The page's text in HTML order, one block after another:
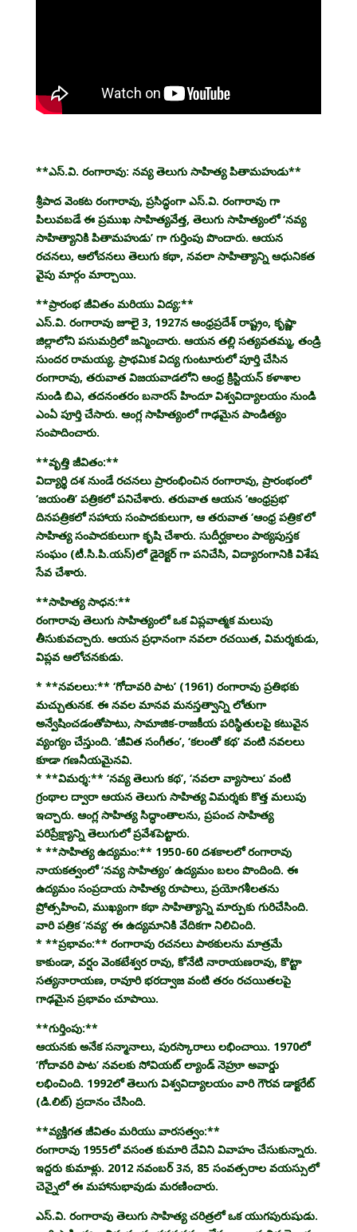
**ఎస్.వి. రంగారావు: నవ్య తెలుగు సాహిత్య పితామహుడు**
శ్రీపాద వెంకట రంగారావు, ప్రసిద్ధంగా ఎస్.వి. రంగారావు గా
పిలువబడే ఈ ప్రముఖ సాహిత్యవేత్త, తెలుగు సాహిత్యంలో ‘నవ్య
సాహిత్యానికి పితామహుడు’ గా గుర్తింపు పొందారు. ఆయన
రచనలు, ఆలోచనలు తెలుగు కథా, నవలా సాహిత్యాన్ని ఆధునికత
వైపు మార్గం మార్చాయి.
**ప్రారంభ జీవితం మరియు విద్య:**
ఎస్.వి. రంగారావు జూలై 3, 1927న ఆంధ్రప్రదేశ్ రాష్ట్రం, కృష్ణా
జిల్లాలోని పసుమర్రిలో జన్మించారు. ఆయన తల్లి సత్యవతమ్మ, తండ్రి
సుందర రామయ్య. ప్రాథమిక విద్య గుంటూరులో పూర్తి చేసిన
రంగారావు, తరువాత విజయవాడలోని ఆంధ్ర క్రిస్టియన్ కళాశాల
నుండి బిఎ, తదనంతరం బనారస్ హిందూ విశ్వవిద్యాలయం నుండి
ఎంఏ పూర్తి చేసారు. ఆంగ్ల సాహిత్యంలో గాఢమైన పాండిత్యం
సంపాదించారు.
**వృత్తి జీవితం:**
విద్యార్థి దశ నుండే రచనలు ప్రారంభించిన రంగారావు, ప్రారంభంలో
‘జయంతి’ పత్రికలో పనిచేశారు. తరువాత ఆయన ‘ఆంధ్రప్రభ’
దినపత్రికలో సహాయ సంపాదకులుగా, ఆ తరువాత ‘ఆంధ్ర పత్రిక’లో
సాహిత్య సంపాదకులుగా కృషి చేశారు. సుదీర్ఘకాలం పాఠ్యపుస్తక
సంఘం (టీ.సి.పి.యస్)లో డైరెక్టర్ గా పనిచేసి, విద్యారంగానికి విశేష
సేవ చేశారు.
**సాహిత్య సాధన:**
రంగారావు తెలుగు సాహిత్యంలో ఒక విప్లవాత్మక మలుపు
తీసుకువచ్చారు. ఆయన ప్రధానంగా నవలా రచయిత, విమర్శకుడు,
విప్లవ ఆలోచనకుడు.
* **నవలలు:** ‘గోదావరి పాట’ (1961) రంగారావు ప్రతిభకు
మచ్చుతునక. ఈ నవల మానవ మనస్తత్వాన్ని లోతుగా
అన్వేషించడంతోపాటు, సామాజిక-రాజకీయ పరిస్థితులపై కటువైన
వ్యంగ్యం చేస్తుంది. ‘జీవిత సంగీతం’, ‘కలంతో కథ’ వంటి నవలలు
కూడా గణనీయమైనవి.
* **విమర్శ:** ‘నవ్య తెలుగు కథ’, ‘నవలా వ్యాసాలు’ వంటి
గ్రంథాల ద్వారా ఆయన తెలుగు సాహిత్య విమర్శకు కొత్త మలుపు
ఇచ్చారు. ఆంగ్ల సాహిత్య సిద్ధాంతాలను, ప్రపంచ సాహిత్య
పరిప్రేక్ష్యాన్ని తెలుగులో ప్రవేశపెట్టారు.
* **సాహిత్య ఉద్యమం:** 1950-60 దశకాలలో రంగారావు
నాయకత్వంలో ‘నవ్య సాహిత్యం’ ఉద్యమం బలం పొందింది. ఈ
ఉద్యమం సంప్రదాయ సాహిత్య రూపాలు, ప్రయోగశీలతను
ప్రోత్సహించి, ముఖ్యంగా కథా సాహిత్యాన్ని మార్పుకు గురిచేసింది.
వారి పత్రిక ‘నవ్య’ ఈ ఉద్యమానికి వేదికగా నిలిచింది.
* **ప్రభావం:** రంగారావు రచనలు పాఠకులను మాత్రమే
కాకుండా, వర్షం వెంకటేశ్వర రావు, కోనేటి నారాయణరావు, కొట్టా
సత్యనారాయణ, రావూరి భరద్వాజ వంటి తరం రచయితలపై
గాఢమైన ప్రభావం చూపాయి.
**గుర్తింపు:**
ఆయనకు అనేక సన్మానాలు, పురస్కారాలు లభించాయి. 1970లో
‘గోదావరి పాట’ నవలకు సోవియట్ ల్యాండ్ నెహ్రూ అవార్డు
లభించింది. 1992లో తెలుగు విశ్వవిద్యాలయం వారి గౌరవ డాక్టరేట్
(డి.లిట్) ప్రదానం చేసింది.
**వ్యక్తిగత జీవితం మరియు వారసత్వం:**
రంగారావు 1955లో వసంత కుమారి దేవిని వివాహం చేసుకున్నారు.
ఇద్దరు కుమాళ్లు. 2012 నవంబర్ 3న, 85 సంవత్సరాల వయస్సులో
చెన్నైలో ఈ మహానుభావుడు మరణించారు.
ఎస్.వి. రంగారావు తెలుగు సాహిత్య చరిత్రలో ఒక యుగపురుషుడు.